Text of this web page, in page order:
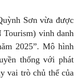
Sơn vừa được
vinh danh
2025”. Mô hình
thống với phát
vai trò chủ thể của